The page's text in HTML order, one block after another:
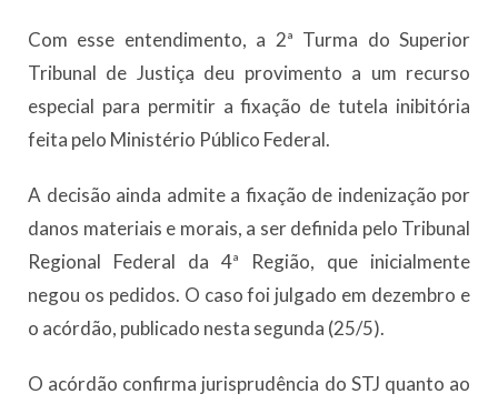
Com esse entendimento, a 2ª Turma do Superior
Tribunal de Justiça deu provimento a um recurso
especial para permitir a fixação de tutela inibitória
feita pelo Ministério Público Federal.
A decisão ainda admite a fixação de indenização por
danos materiais e morais, a ser definida pelo Tribunal
Regional Federal da 4ª Região, que inicialmente
negou os pedidos. O caso foi julgado em dezembro e
o acórdão, publicado nesta segunda (25/5).
O acórdão confirma jurisprudência do STJ quanto ao